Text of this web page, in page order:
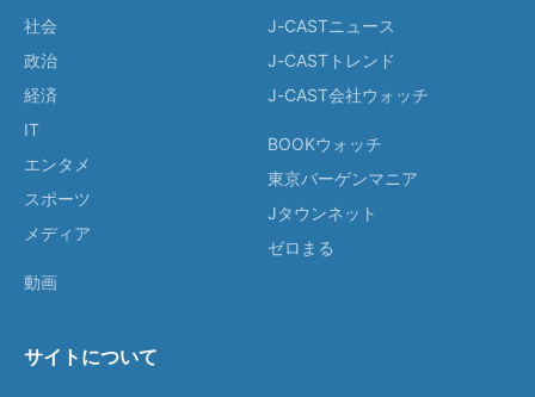
社会
政治
経済
IT
エンタメ
スポーツ
メディア
動画
J-CASTニュース
J-CASTトレンド
J-CAST会社ウォッチ
BOOKウォッチ
東京バーゲンマニア
Jタウンネット
ゼロまる
サイトについて